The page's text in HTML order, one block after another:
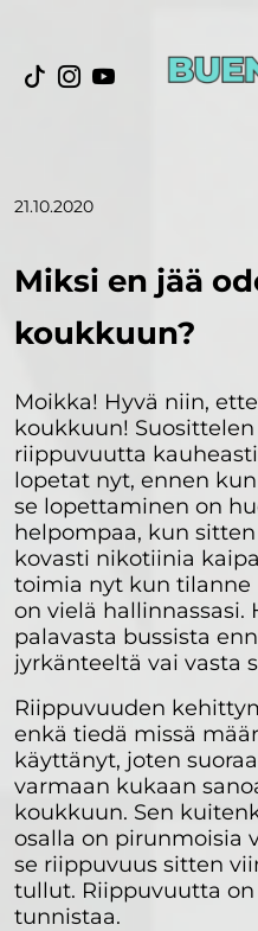
21.10.2020
Miksi en jää
koukkuun?
Moikka! Hyvä niin,
koukkuun!
riippuvuutta
lopetat nyt, ennen
se lopettaminen on
helpompaa, kun
kovasti nikotiinia
toimia nyt kun tilanne
on vielä hallinnassasi.
palavasta bussista
jyrkänteeltä vai vasta
Riippuvuuden
enkä tiedä missä
käyttänyt, joten
varmaan kukaan
koukkuun. Sen
osalla on pirunmoisia
se riippuvuus sitten
tullut. Riippuvuutta
tunnistaa.